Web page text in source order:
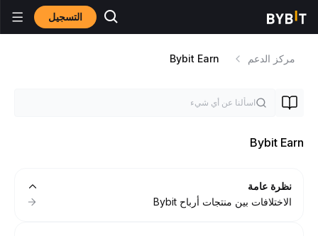
التسجيل
مركز الدعم Bybit Earn
Bybit Earn
نظرة عامة
الاختلافات بين منتجات أرباح Bybit